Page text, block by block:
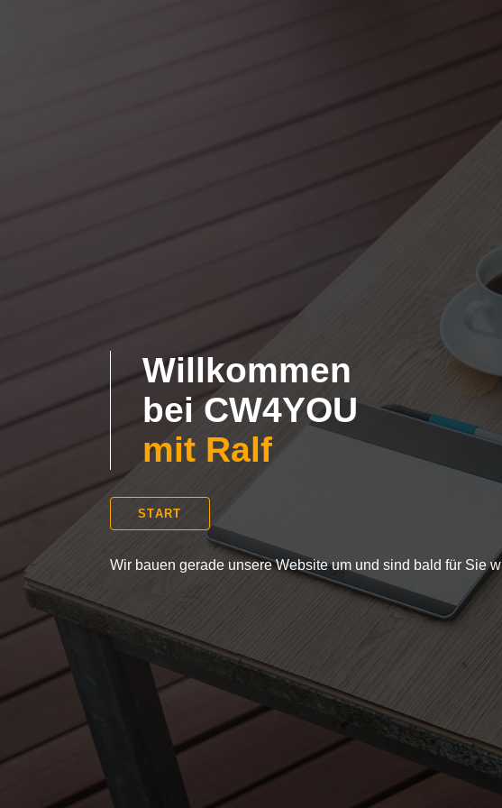
Willkommen
bei CW4YOU
mit Ralf
START
Wir bauen gerade unsere Website um und sind bald für Sie